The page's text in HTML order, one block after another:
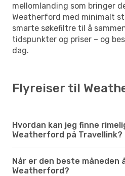
mellomlanding som bringer
Weatherford med minimalt
smarte søkefiltre til å
tidspunkter og priser – og
dag.
Flyreiser til
Hvordan kan jeg finne
Weatherford på Travellink?
Når er den beste måneden
Weatherford?